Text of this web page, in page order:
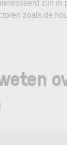
zijn
zoals de